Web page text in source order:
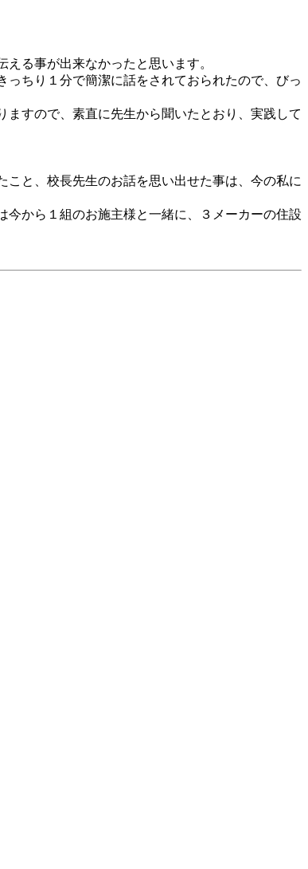
る事が出来なかったと思います。
ちり１分で簡潔に話をされておられたので、びっ
すので、素直に先生から聞いたとおり、実践して
と、校長先生のお話を思い出せた事は、今の私に
から１組のお施主様と一緒に、３メーカーの住設